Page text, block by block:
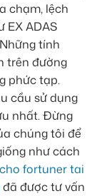
chạm, lệch
EX ADAS
tính
trên đường
phức tạp.
cầu sử dụng
nhất. Đừng
chúng tôi để
như cách
fortuner tai
đã được tư vấn